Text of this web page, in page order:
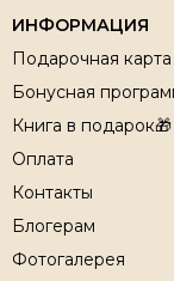
ИНФОРМАЦИЯ
Подарочная карта
Бонусная
Книга в подарок🎁
Оплата
Контакты
Блогерам
Фотогалерея